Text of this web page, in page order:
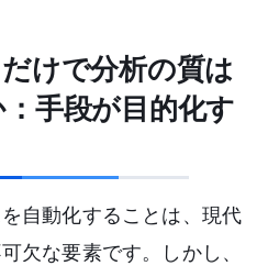
けで分析の質は
手段が目的化す
自動化することは、現代
欠な要素です。しかし、